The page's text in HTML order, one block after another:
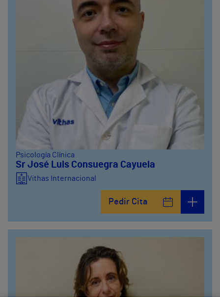
Psicología Clínica
Sr José Luis Consuegra Cayuela
Vithas Internacional
Pedir Cita